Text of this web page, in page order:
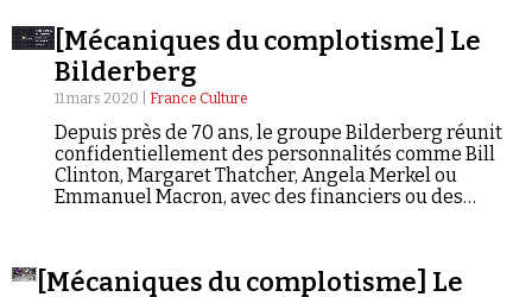
de propagation de complots imaginaires
manipulés par les pouvoirs ou agités dans l'ombre.
Ou comment une théorie complotiste peut devenir
un phénomène culturel.
[Mécaniques du complotisme] Le
Bilderberg
11 mars 2020 | France Culture
Depuis près de 70 ans, le groupe Bilderberg réunit
confidentiellement des personnalités comme Bill
Clinton, Margaret Thatcher, Angela Merkel ou
Emmanuel Macron, avec des financiers ou des
secret. C'est la nouvelle saison de notre série en 10
[Mécaniques du complotisme] Le